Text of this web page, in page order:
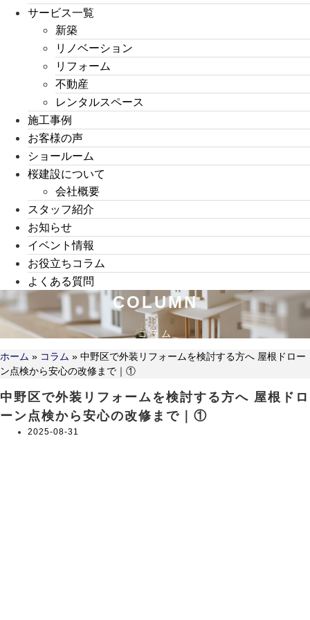
サービス一覧
新築
リノベーション
リフォーム
不動産
レンタルスペース
施工事例
お客様の声
ショールーム
桜建設について
会社概要
スタッフ紹介
お知らせ
イベント情報
お役立ちコラム
よくある質問
COLUMN
コラム
ホーム » コラム » 中野区で外装リフォームを検討する方へ 屋根ドロー
ン点検から安心の改修まで｜①
中野区で外装リフォームを検討する方へ 屋根ドロ
ーン点検から安心の改修まで｜①
2025-08-31